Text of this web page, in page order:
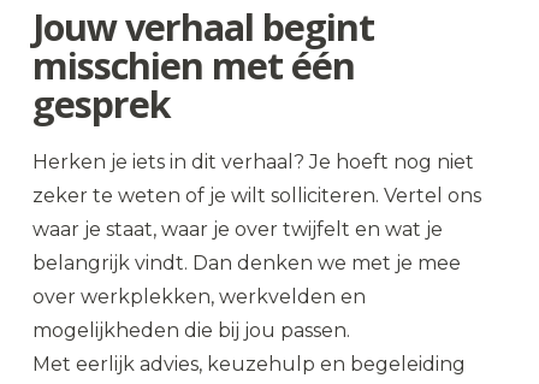
Jouw verhaal begint
misschien met één
gesprek
Herken je iets in dit verhaal? Je hoeft nog niet
zeker te weten of je wilt solliciteren. Vertel ons
waar je staat, waar je over twijfelt en wat je
belangrijk vindt. Dan denken we met je mee
over werkplekken, werkvelden en
mogelijkheden die bij jou passen.
Met eerlijk advies, keuzehulp en begeleiding